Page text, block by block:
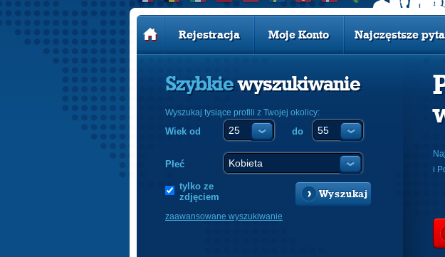
Rejestracja Moje Konto Najczęstsze
Szybkiewyszukiwanie
Wyszukaj tysiące profili z Twojej okolicy:
Wiek od do
Płeć
tylko ze
zdjęciem
Wyszukaj
zaawansowane wyszukiwanie
i